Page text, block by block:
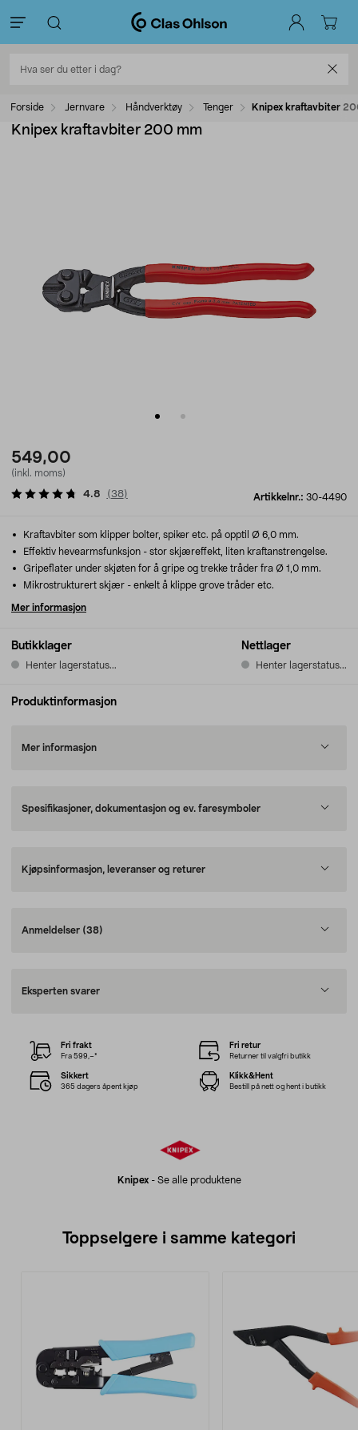
Forside Jernvare Håndverktøy Tenger Knipex kraftavbiter
Knipex kraftavbiter 200 mm
549,00
(inkl. moms)
Artikkelnr.: 30-4490
4.8 (38)
Butikklager
Henter lagerstatus...
Nettlager
Henter lagerstatus...
Kraftavbiter som klipper bolter, spiker etc. på opptil Ø 6,0 mm.
Effektiv hevearmsfunksjon - stor skjæreffekt, liten kraftanstrengelse.
Gripeflater under skjøten for å gripe og trekke tråder fra Ø 1,0 mm.
Mikrostrukturert skjær - enkelt å klippe grove tråder etc.
Mer informasjon
Produktinformasjon
Mer informasjon
Spesifikasjoner, dokumentasjon og ev. faresymboler
Kjøpsinformasjon, leveranser og returer
Anmeldelser (38)
Eksperten svarer
Knipex- Se alle produktene
Fri frakt
Fra 599,–*
Fri retur
Returner til valgfri butikk
Sikkert
365 dagers åpent kjøp
Klikk&Hent
Bestill på nett og hent i butikk
Toppselgere i samme kategori